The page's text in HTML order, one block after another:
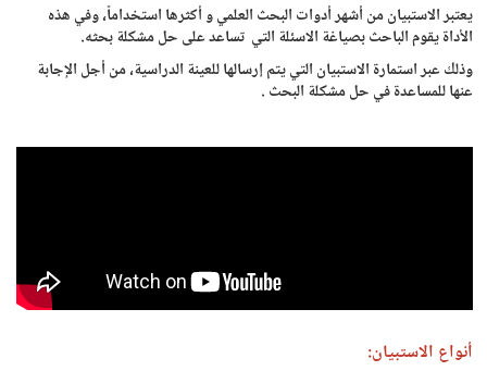
يعتبر الاستبيان من أشهر أدوات البحث العلمي و أكثرها استخداماً، وفي هذه
الأداة يقوم الباحث بصياغة الاسئلة التي تساعد على حل مشكلة بحثه.
وذلك عبر استمارة الاستبيان التي يتم إرسالها للعينة الدراسية، من أجل الإجابة
عنها للمساعدة في حل مشكلة البحث .
أنواع الاستبيان: